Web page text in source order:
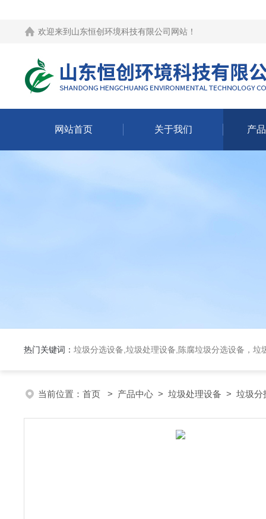
欢迎来到 山东恒创环境科技有限公司网站 ！
网站首页 关于我们 产
热门关键词： 垃圾分选设备,垃圾处理设备,陈腐垃圾分选设备，垃
当前位置： 首页 > 产品中心 > 垃圾处理设备 > 垃圾分